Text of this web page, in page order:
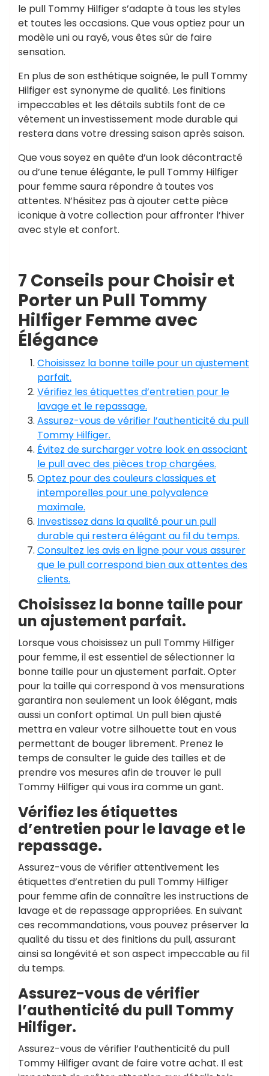
le pull Tommy Hilfiger s’adapte à tous les styles
et toutes les occasions. Que vous optiez pour un
modèle uni ou rayé, vous êtes sûr de faire
sensation.
En plus de son esthétique soignée, le pull Tommy
Hilfiger est synonyme de qualité. Les finitions
impeccables et les détails subtils font de ce
vêtement un investissement mode durable qui
restera dans votre dressing saison après saison.
Que vous soyez en quête d’un look décontracté
ou d’une tenue élégante, le pull Tommy Hilfiger
pour femme saura répondre à toutes vos
attentes. N’hésitez pas à ajouter cette pièce
iconique à votre collection pour affronter l’hiver
avec style et confort.
7 Conseils pour Choisir et
Porter un Pull Tommy
Hilfiger Femme avec
Élégance
Choisissez la bonne taille pour un ajustement
parfait.
Vérifiez les étiquettes d’entretien pour le
lavage et le repassage.
Assurez-vous de vérifier l’authenticité du pull
Tommy Hilfiger.
Évitez de surcharger votre look en associant
le pull avec des pièces trop chargées.
Optez pour des couleurs classiques et
intemporelles pour une polyvalence
maximale.
Investissez dans la qualité pour un pull
durable qui restera élégant au fil du temps.
Consultez les avis en ligne pour vous assurer
que le pull correspond bien aux attentes des
clients.
Choisissez la bonne taille pour
un ajustement parfait.
Lorsque vous choisissez un pull Tommy Hilfiger
pour femme, il est essentiel de sélectionner la
bonne taille pour un ajustement parfait. Opter
pour la taille qui correspond à vos mensurations
garantira non seulement un look élégant, mais
aussi un confort optimal. Un pull bien ajusté
mettra en valeur votre silhouette tout en vous
permettant de bouger librement. Prenez le
temps de consulter le guide des tailles et de
prendre vos mesures afin de trouver le pull
Tommy Hilfiger qui vous ira comme un gant.
Vérifiez les étiquettes
d’entretien pour le lavage et le
repassage.
Assurez-vous de vérifier attentivement les
étiquettes d’entretien du pull Tommy Hilfiger
pour femme afin de connaître les instructions de
lavage et de repassage appropriées. En suivant
ces recommandations, vous pouvez préserver la
qualité du tissu et des finitions du pull, assurant
ainsi sa longévité et son aspect impeccable au fil
du temps.
Assurez-vous de vérifier
l’authenticité du pull Tommy
Hilfiger.
Assurez-vous de vérifier l’authenticité du pull
Tommy Hilfiger avant de faire votre achat. Il est